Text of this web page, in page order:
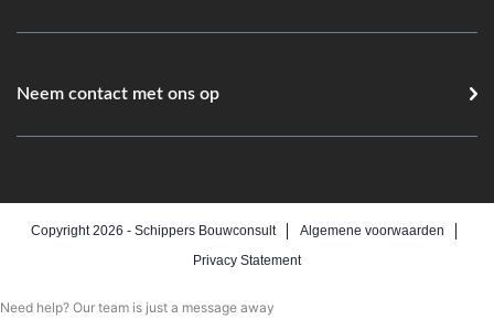
Neem contact met ons op
Copyright 2026 - Schippers Bouwconsult
Algemene voorwaarden
Privacy Statement
Need help? Our team is just a message away